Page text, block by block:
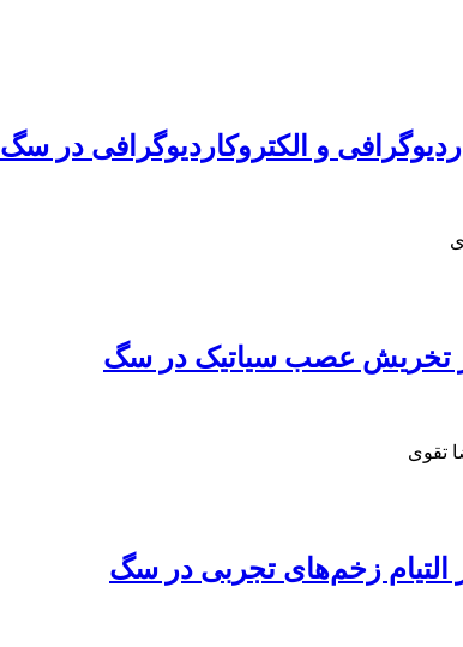
و الکتروکاردیوگرافی در سگ
از تخریش عصب سیاتیک در سگ
تقوی
التیام زخم‌های تجربی در سگ